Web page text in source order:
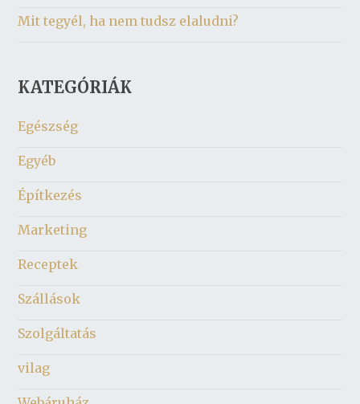
Mit tegyél, ha nem tudsz elaludni?
KATEGÓRIÁK
Egészség
Egyéb
Építkezés
Marketing
Receptek
Szállások
Szolgáltatás
vilag